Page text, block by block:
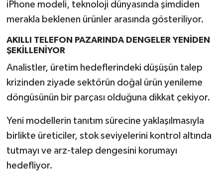
iPhone modeli, teknoloji dünyasında şimdiden
merakla beklenen ürünler arasında gösteriliyor.
AKILLI TELEFON PAZARINDA DENGELER YENİDEN
ŞEKİLLENİYOR
Analistler, üretim hedeflerindeki düşüşün talep
krizinden ziyade sektörün doğal ürün yenileme
döngüsünün bir parçası olduğuna dikkat çekiyor.
Yeni modellerin tanıtım sürecine yaklaşılmasıyla
birlikte üreticiler, stok seviyelerini kontrol altında
tutmayı ve arz-talep dengesini korumayı
hedefliyor.